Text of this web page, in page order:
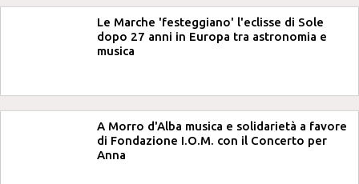
Le Marche 'festeggiano' l'eclisse di Sole
dopo 27 anni in Europa tra astronomia e
musica
A Morro d'Alba musica e solidarietà a favore
di Fondazione I.O.M. con il Concerto per
Anna